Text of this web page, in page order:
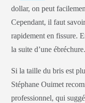
dollar, on peut
Cependant, il faut
rapidement en fissure.
la suite d’une
Si la taille du bris est
Stéphane Ouimet
professionnel, qui